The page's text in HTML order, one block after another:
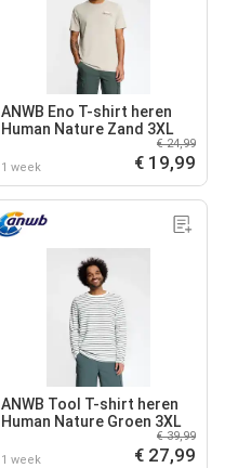
ANWB Eno T-shirt heren
Human Nature Zand 3XL
1 week
€ 24,99
€ 19,99
ANWB Tool T-shirt heren
Human Nature Groen 3XL
1 week
€ 39,99
€ 27,99